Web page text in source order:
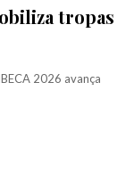
tropas
2026 avança